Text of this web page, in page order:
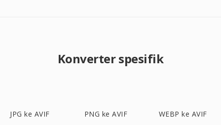
Konverter spesifik
JPG ke AVIF PNG ke AVIF WEBP ke AVIF